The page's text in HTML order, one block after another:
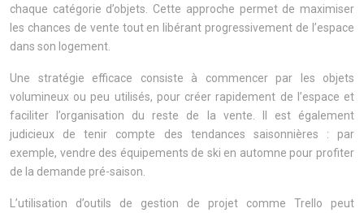
chaque catégorie d’objets. Cette approche permet de maximiser
les chances de vente tout en libérant progressivement de l’espace
dans son logement.
Une stratégie efficace consiste à commencer par les objets
volumineux ou peu utilisés, pour créer rapidement de l’espace et
faciliter l’organisation du reste de la vente. Il est également
judicieux de tenir compte des tendances saisonnières : par
exemple, vendre des équipements de ski en automne pour profiter
de la demande pré-saison.
L’utilisation d’outils de gestion de projet comme Trello peut